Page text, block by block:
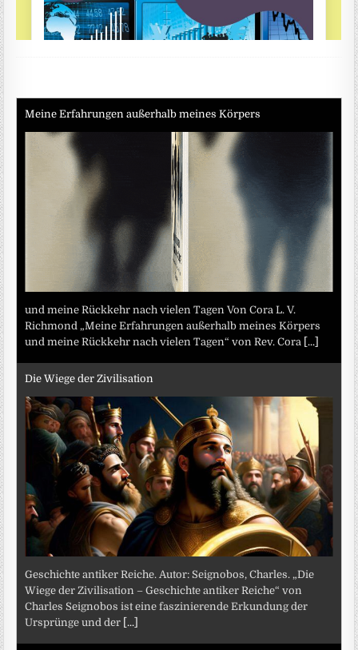
Meine Erfahrungen außerhalb meines Körpers
und meine Rückkehr nach vielen Tagen Von Cora L. V.
Richmond „Meine Erfahrungen außerhalb meines Körpers
und meine Rückkehr nach vielen Tagen“ von Rev. Cora
[...]
Die Wiege der Zivilisation
Geschichte antiker Reiche. Autor: Seignobos, Charles. „Die
Wiege der Zivilisation – Geschichte antiker Reiche“ von
Charles Seignobos ist eine faszinierende Erkundung der
Ursprünge und der [...]